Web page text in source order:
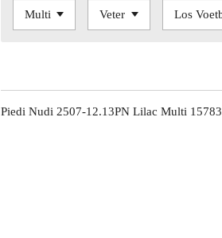
Piedi Nudi 2507-12.13PN Lilac Multi 15783